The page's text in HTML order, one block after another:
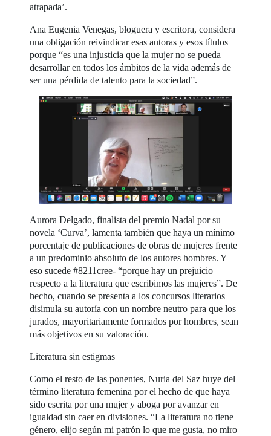
atrapada’.
Ana Eugenia Venegas, bloguera y escritora, considera
una obligación reivindicar esas autoras y esos títulos
porque “es una injusticia que la mujer no se pueda
desarrollar en todos los ámbitos de la vida además de
ser una pérdida de talento para la sociedad”.
Aurora Delgado, finalista del premio Nadal por su
novela ‘Curva’, lamenta también que haya un mínimo
porcentaje de publicaciones de obras de mujeres frente
a un predominio absoluto de los autores hombres. Y
eso sucede #8211cree- “porque hay un prejuicio
respecto a la literatura que escribimos las mujeres”. De
hecho, cuando se presenta a los concursos literarios
disimula su autoría con un nombre neutro para que los
jurados, mayoritariamente formados por hombres, sean
más objetivos en su valoración.
Literatura sin estigmas
Como el resto de las ponentes, Nuria del Saz huye del
término literatura femenina por el hecho de que haya
sido escrita por una mujer y aboga por avanzar en
igualdad sin caer en divisiones. “La literatura no tiene
género, elijo según mi patrón lo que me gusta, no miro